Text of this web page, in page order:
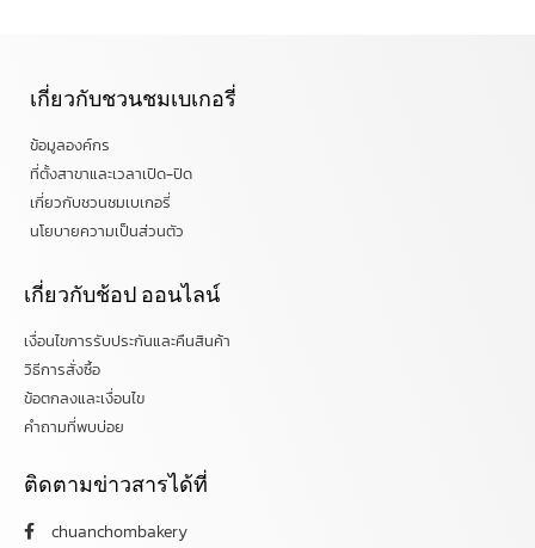
เกี่ยวกับชวนชมเบเกอรี่
ข้อมูลองค์กร
ที่ตั้งสาขาและเวลาเปิด-ปิด
เกี่ยวกับชวนชมเบเกอรี่
นโยบายความเป็นส่วนตัว
เกี่ยวกับช้อป ออนไลน์
เงื่อนไขการรับประกันและคืนสินค้า
วิธีการสั่งซื้อ
ข้อตกลงและเงื่อนไข
คำถามที่พบบ่อย
ติดตามข่าวสารได้ที่
chuanchombakery